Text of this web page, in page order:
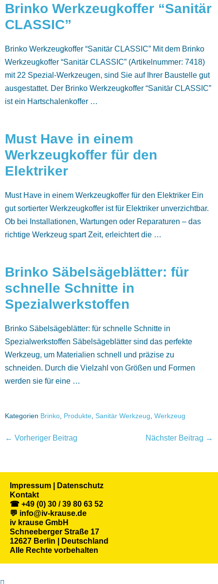
Brinko Werkzeugkoffer “Sanitär
CLASSIC”
Brinko Werkzeugkoffer “Sanitär CLASSIC” Mit dem Brinko
Werkzeugkoffer “Sanitär CLASSIC” (Artikelnummer: 7418)
mit 22 Spezial-Werkzeugen, sind Sie auf Ihrer Baustelle gut
ausgestattet. Der Brinko Werkzeugkoffer “Sanitär CLASSIC”
ist ein Hartschalenkoffer …
Must Have in einem
Werkzeugkoffer für den
Elektriker
Must Have in einem Werkzeugkoffer für den Elektriker Ein
gut sortierter Werkzeugkoffer ist für Elektriker unverzichtbar.
Ob bei Installationen, Wartungen oder Reparaturen – das
richtige Werkzeug spart Zeit, erleichtert die …
Brinko Säbelsägeblätter: für
schnelle Schnitte in
Spezialwerkstoffen
Brinko Säbelsägeblätter: für schnelle Schnitte in
Spezialwerkstoffen Säbelsägeblätter sind das perfekte
Werkzeug, um Materialien schnell und präzise zu
schneiden. Durch die Vielzahl von Größen und Formen
werden sie für eine …
Kategorien Brinko Produkte Sanitär Werkzeug Werkzeug
← Vorheriger Beitrag Nächster Beitrag →
Impressum | Datenschutz
Kontakt
☎ +49 (0) 30 / 39 80 63 52
💬 info@iv-krause.de
iv krause GmbH
Schneeberger Straße 17
12627 Berlin | Deutschland
Alle Rechte vorbehalten